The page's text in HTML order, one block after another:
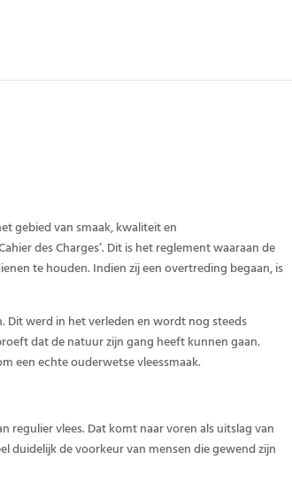
gebied van smaak, kwaliteit en
des Charges’. Dit is het reglement waaraan de
te houden. Indien zij een overtreding begaan, is
Dit werd in het verleden en wordt nog steeds
dat de natuur zijn gang heeft kunnen gaan.
een echte ouderwetse vleessmaak.
regulier vlees. Dat komt naar voren als uitslag van
duidelijk de voorkeur van mensen die gewend zijn